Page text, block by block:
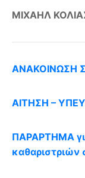
ΜΙΧΑΗΛ
ΑΝΑΚΟΙΝΩΣΗ
ΑΙΤΗΣΗ –
ΠΑΡΑΡΤΗΜΑ